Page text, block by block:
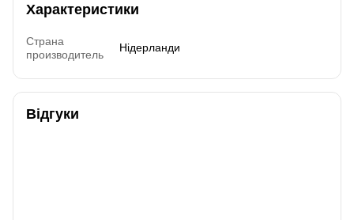
Характеристики
Страна
производитель
Нідерланди
Відгуки